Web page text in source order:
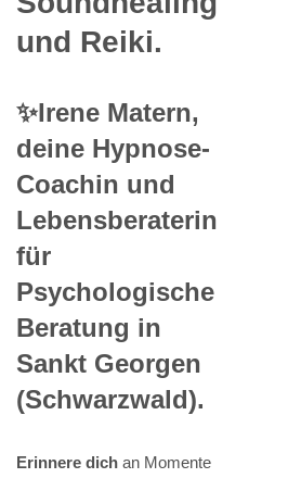
und Reiki.
✨Irene Matern,
deine Hypnose-
Coachin und
Lebensberaterin
für
Psychologische
Beratung in
Sankt Georgen
(Schwarzwald).
Erinnere dich an Momente